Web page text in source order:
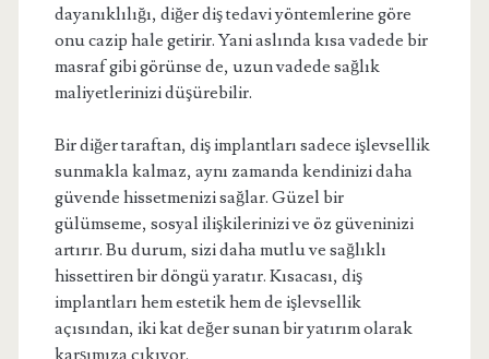
dayanıklılığı, diğer diş tedavi yöntemlerine göre
onu cazip hale getirir. Yani aslında kısa vadede bir
masraf gibi görünse de, uzun vadede sağlık
maliyetlerinizi düşürebilir.
Bir diğer taraftan, diş implantları sadece işlevsellik
sunmakla kalmaz, aynı zamanda kendinizi daha
güvende hissetmenizi sağlar. Güzel bir
gülümseme, sosyal ilişkilerinizi ve öz güveninizi
artırır. Bu durum, sizi daha mutlu ve sağlıklı
hissettiren bir döngü yaratır. Kısacası, diş
implantları hem estetik hem de işlevsellik
açısından, iki kat değer sunan bir yatırım olarak
karşımıza çıkıyor.